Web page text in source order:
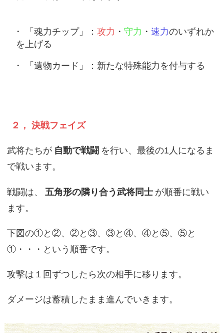
「魂力チップ」： 攻力 ・ 守力 ・ 速力のいずれか
を上げる
「遺物カード」：新たな特殊能力を付与する
２， 決戦フェイズ
武将たちが 自動で戦闘 を行い、最後の1人になるま
で戦います。
戦闘は、 五角形の隣り合う武将同士 が順番に戦い
ます。
下図の①と②、②と③、③と④、④と⑤、⑤と
①・・・という順番です。
攻撃は１回ずつしたら次の相手に移ります。
ダメージは蓄積したまま進んでいきます。